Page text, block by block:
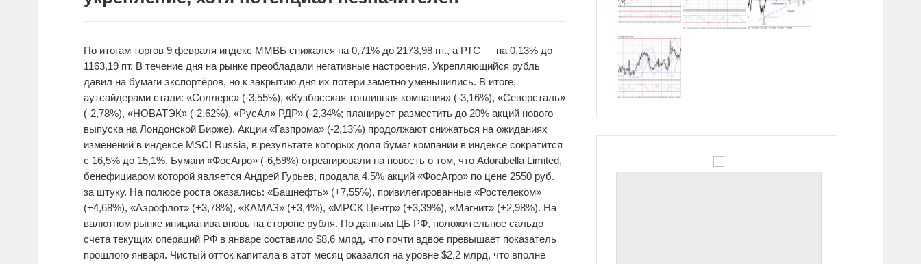
По итогам торгов 9 февраля индекс ММВБ снижался на 0,71% до 2173,98 пт., а РТС — на 0,13% до
1163,19 пт. В течение дня на рынке преобладали негативные настроения. Укрепляющийся рубль
давил на бумаги экспортёров, но к закрытию дня их потери заметно уменьшились. В итоге,
аутсайдерами стали: «Соллерс» (-3,55%), «Кузбасская топливная компания» (-3,16%), «Северсталь»
(-2,78%), «НОВАТЭК» (-2,62%), «РусАл» РДР» (-2,34%; планирует разместить до 20% акций нового
выпуска на Лондонской Бирже). Акции «Газпрома» (-2,13%) продолжают снижаться на ожиданиях
изменений в индексе MSCI Russia, в результате которых доля бумаг компании в индексе сократится
с 16,5% до 15,1%. Бумаги «ФосАгро» (-6,59%) отреагировали на новость о том, что Adorabella Limited,
бенефициаром которой является Андрей Гурьев, продала 4,5% акций «ФосАгро» по цене 2550 руб.
за штуку. На полюсе роста оказались: «Башнефть» (+7,55%), привилегированные «Ростелеком»
(+4,68%), «Аэрофлот» (+3,78%), «КАМАЗ» (+3,4%), «МРСК Центр» (+3,39%), «Магнит» (+2,98%). На
валютном рынке инициатива вновь на стороне рубля. По данным ЦБ РФ, положительное сальдо
счета текущих операций РФ в январе составило $8,6 млрд, что почти вдвое превышает показатель
прошлого января. Чистый отток капитала в этот месяц оказался на уровне $2,2 млрд, что вполне